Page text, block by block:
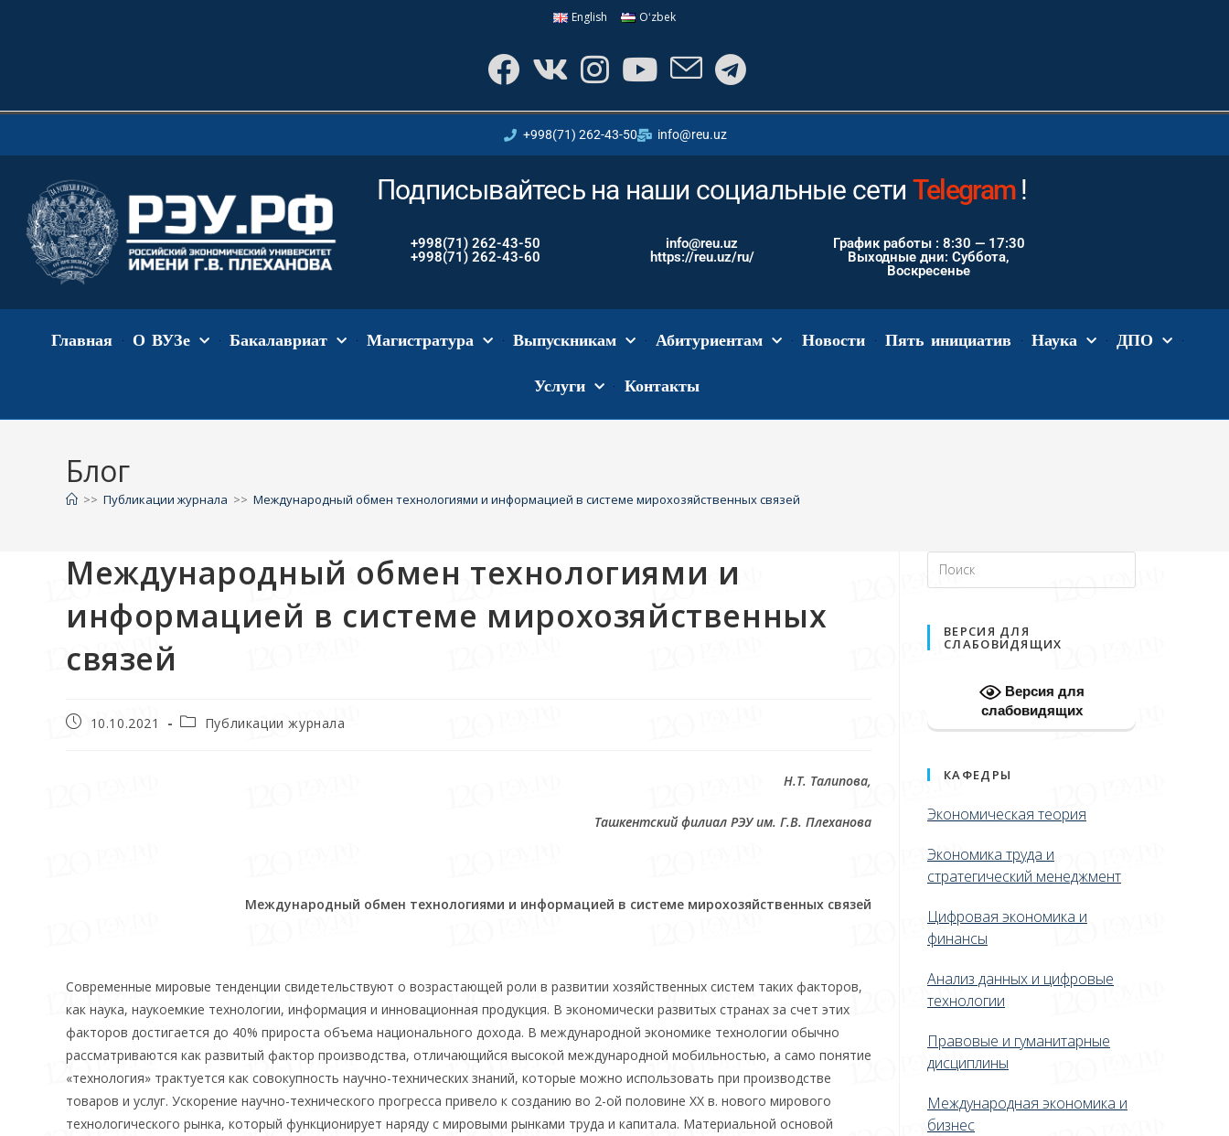
English Oʻzbek
+998(71) 262-43-50 info@reu.uz
Подписывайтесь на наши социальные сети Telegram
Instagram!
+998(71) 262-43-50
+998(71) 262-43-60
info@reu.uz
https://reu.uz/ru/
График работы : 8:30 — 17:30
Выходные дни: Суббота,
Воскресенье
Главная О ВУЗе Бакалавриат Магистратура Выпускникам Абитуриентам Новости Пять инициатив Наука ДПО
Услуги Контакты
Блог
>> Публикации журнала >> Международный обмен технологиями и информацией в системе мирохозяйственных связей
Международный обмен технологиями и
информацией в системе мирохозяйственных
связей
10.10.2021 Публикации журнала
Н.Т. Талипова,
Ташкентский филиал РЭУ им. Г.В. Плеханова
Международный обмен технологиями и информацией в системе мирохозяйственных связей
Современные мировые тенденции свидетельствуют о возрастающей роли в развитии хозяйственных систем таких факторов,
как наука, наукоемкие технологии, информация и инновационная продукция. В экономически развитых странах за счет этих
факторов достигается до 40% прироста объема национального дохода. В международной экономике технологии обычно
рассматриваются как развитый фактор производства, отличающийся высокой международной мобильностью, а само понятие
«технология» трактуется как совокупность научно-технических знаний, которые можно использовать при производстве
товаров и услуг. Ускорение научно-технического прогресса привело к созданию во 2-ой половине XX в. нового мирового
технологического рынка, который функционирует наряду с мировыми рынками труда и капитала. Материальной основой
ВЕРСИЯ ДЛЯ
СЛАБОВИДЯЩИХ
Версия для
слабовидящих
КАФЕДРЫ
Экономическая теория
Экономика труда и
стратегический менеджмент
Цифровая экономика и
финансы
Анализ данных и цифровые
технологии
Правовые и гуманитарные
дисциплины
Международная экономика и
бизнес